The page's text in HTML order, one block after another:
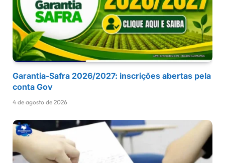
Garantia-Safra 2026/2027: inscrições abertas pela
conta Gov
4 de agosto de 2026